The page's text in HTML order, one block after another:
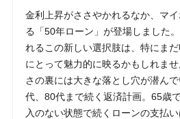
金利上昇がささやかれるなか、マ
る「50年ローン」が登場しました
れるこの新しい選択肢は、特にま
にとって魅力的に映るかもしれま
さの裏には大きな落とし穴が潜ん
代、80代まで続く返済計画。65歳
入のない状態で続くローンの支払